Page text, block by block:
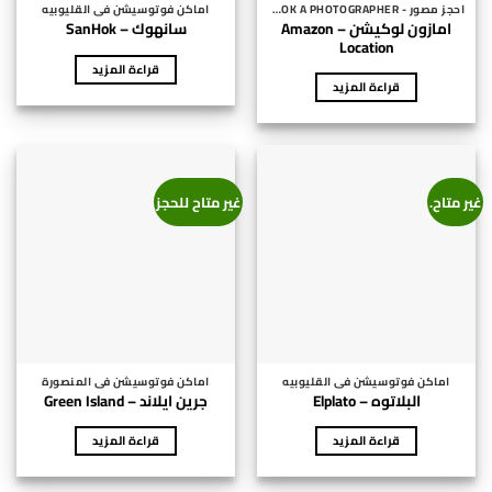
احجز مصور - BOOK A PHOTOGRAPHER
امازون لوكيشن – Amazon
Location
قراءة المزيد
اماكن فوتوسيشن فى القليوبيه
سانهوك – SanHok
قراءة المزيد
غير متاح.
اماكن فوتوسيشن فى القليوبيه
البلاتوه – Elplato
قراءة المزيد
غير متاح للحجز
اماكن فوتوسيشن فى المنصورة
جرين ايلاند – Green Island
قراءة المزيد